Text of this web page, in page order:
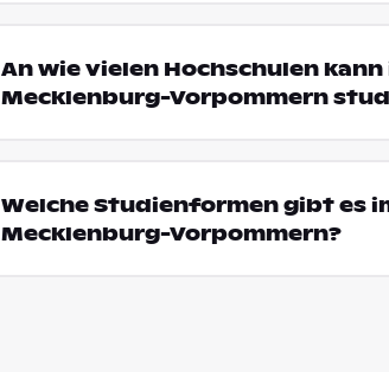
An wie vielen Hochschulen
Mecklenburg-Vorpommern
Welche Studienformen gibt es
Mecklenburg-Vorpommern?